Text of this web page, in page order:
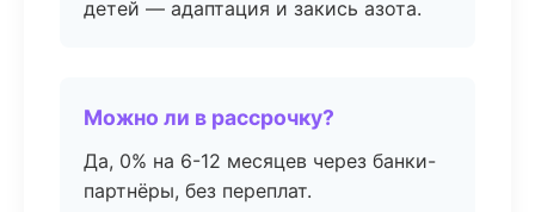
детей — адаптация и закись азота.
Можно ли в рассрочку?
Да, 0% на 6-12 месяцев через банки-
партнёры, без переплат.